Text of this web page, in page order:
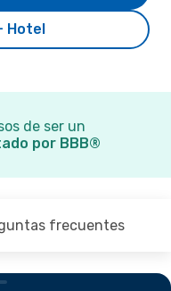
Hotel
de ser un
por BBB®
frecuentes